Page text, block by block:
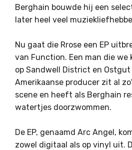
Berghain bouwde hij een
later heel veel
Nu gaat die Rrose een EP
van Function. Een man die we
op Sandwell District en Ostgut
Amerikaanse producer zit al
scene en heeft als Berghain
watertjes doorzwommen.
De EP, genaamd Arc Angel,
zowel digitaal als op vinyl uit.